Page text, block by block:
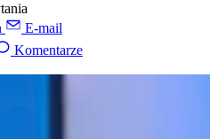
E-mail
Komentarze